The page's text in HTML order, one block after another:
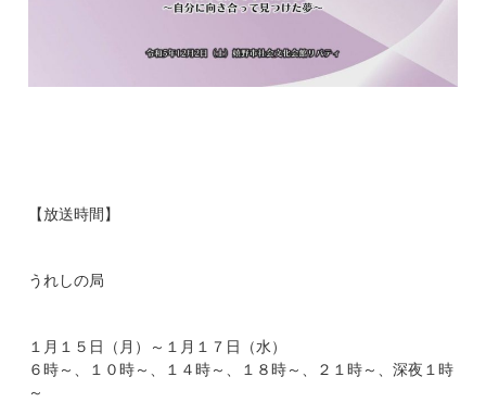
【放送時間】
うれしの局
１月１５日（月）～１月１７日（水）
６時～、１０時～、１４時～、１８時～、２１時～、深夜１時
～